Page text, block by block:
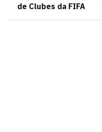
de Clubes da FIFA